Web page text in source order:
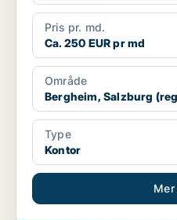
Pris pr. md.
Ca. 250 EUR pr md
Område
Bergheim, Salzburg
Type
Kontor